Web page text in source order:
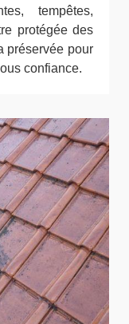
tempêtes,
protégée des
préservée pour
confiance.